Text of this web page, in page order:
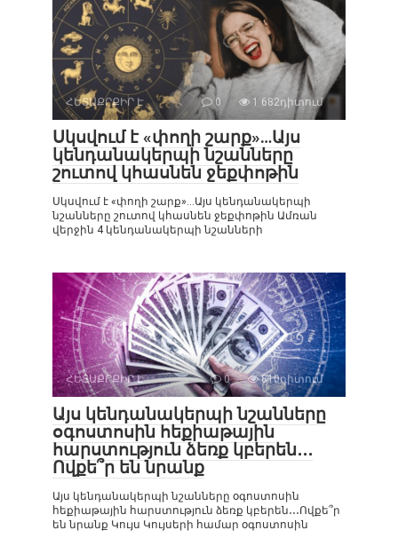
ՀԵՏԱՔՐՔԻՐ Է 0 1 682դիտում
Սկսվում է «փողի շարք»…Այս
կենդանակերպի նշանները
շուտով կհասնեն ջեքփոթին
Սկսվում է «փողի շարք»…Այս կենդանակերպի
նշանները շուտով կհասնեն ջեքփոթին Ամռան
վերջին 4 կենդանակերպի նշանների
ՀԵՏԱՔՐՔԻՐ Է 0 810դիտում
Այս կենդանակերպի նշանները
օգոստոսին հեքիաթային
հարստություն ձեռք կբերեն․․․
Ովքե՞ր են նրանք
Այս կենդանակերպի նշանները օգոստոսին
հեքիաթային հարստություն ձեռք կբերեն․․․Ովքե՞ր
են նրանք Կույս Կույսերի համար օգոստոսին